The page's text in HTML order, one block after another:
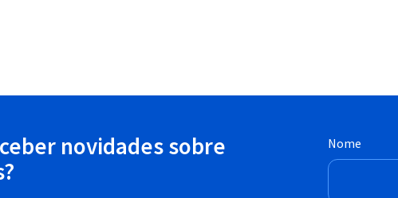
novidades sobre
Nome